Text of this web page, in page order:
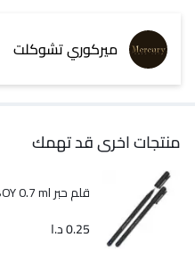
ميركوري تشوكلت
منتجات اخرى قد تهمك
قلم حبر LEXI FASTBOY 0.7 ml
0.25د.ا